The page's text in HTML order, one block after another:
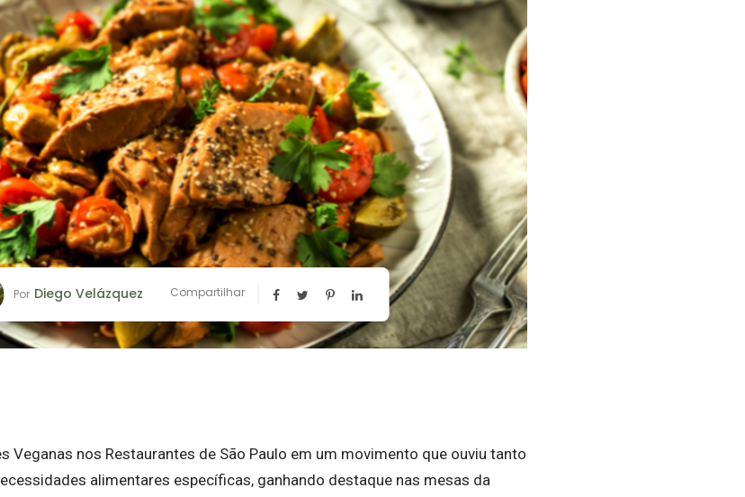
Por Diego Velázquez Compartilhar
Veganas nos Restaurantes de São Paulo em um movimento que ouviu tanto
alimentares específicas, ganhando destaque nas mesas da